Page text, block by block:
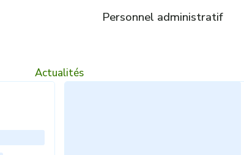
Personnel administratif
Actualités